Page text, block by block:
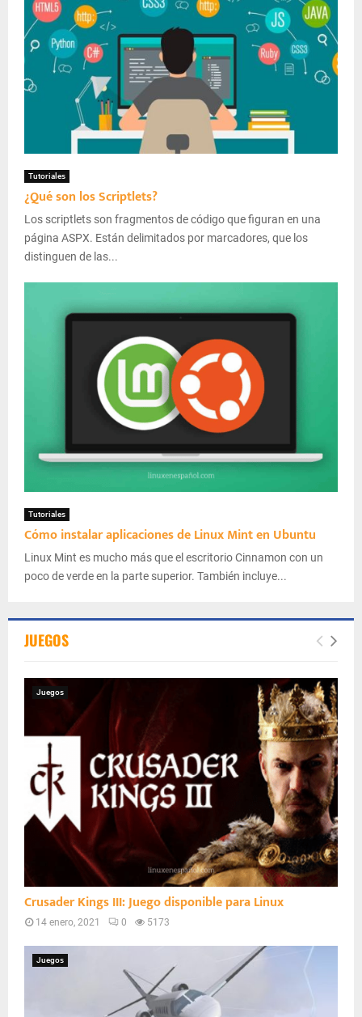
Tutoriales
¿Qué son los Scriptlets?
Los scriptlets son fragmentos de código que figuran en una
página ASPX. Están delimitados por marcadores, que los
distinguen de las...
Tutoriales
Cómo instalar aplicaciones de Linux Mint en Ubuntu
Linux Mint es mucho más que el escritorio Cinnamon con un
poco de verde en la parte superior. También incluye...
JUEGOS
Juegos
Crusader Kings III: Juego disponible para Linux
14 enero, 2021 0 5173
Juegos